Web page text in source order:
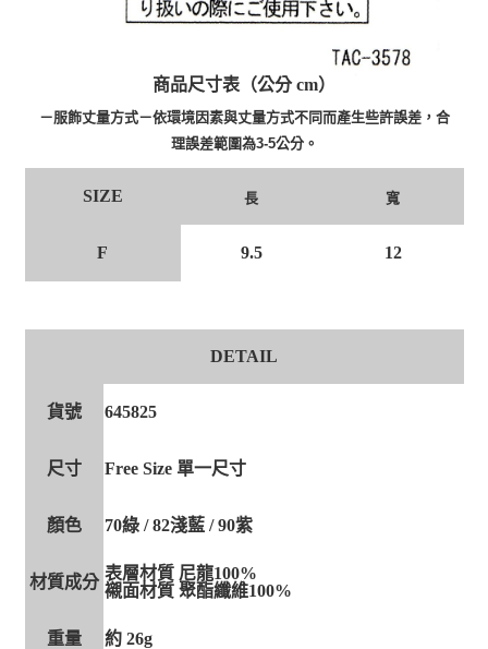
商品尺寸表（公分 cm）
－服飾丈量方式－依環境因素與丈量方式不同而產生些許誤差，合
理誤差範圍為3-5公分。
SIZE 長 寬
F 9.5 12
DETAIL
貨號 645825
尺寸 Free Size 單一尺寸
顏色 70綠 / 82淺藍 / 90紫
材質成分 表層材質 尼龍100%
襯面材質 聚酯纖維100%
重量 約 26g